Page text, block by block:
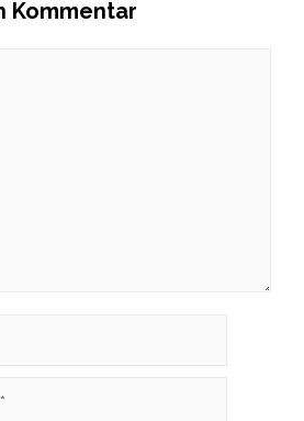
Kommentar